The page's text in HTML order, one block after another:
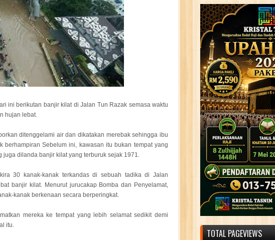
ini berikutan banjir kilat di Jalan Tun Razak semasa waktu
hujan lebat.
ditenggelami air dan dikatakan merebak sehingga ibu
berhampiran Sebelum ini, kawasan itu bukan tempat yang
dilanda banjir kilat yang terburuk sejak 1971.
30 kanak-kanak terkandas di sebuah tadika di Jalan
banjir kilat. Menurut jurucakap Bomba dan Penyelamat,
kanak berkenaan secara berperingkat.
mereka ke tempat yang lebih selamat sedikit demi
itu.
TOTAL PAGEVIEWS